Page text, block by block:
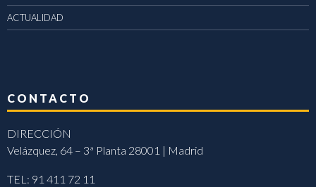
ACTUALIDAD
CONTACTO
DIRECCIÓN
Velázquez, 64 – 3ª Planta 28001 | Madrid
TEL: 91 411 72 11